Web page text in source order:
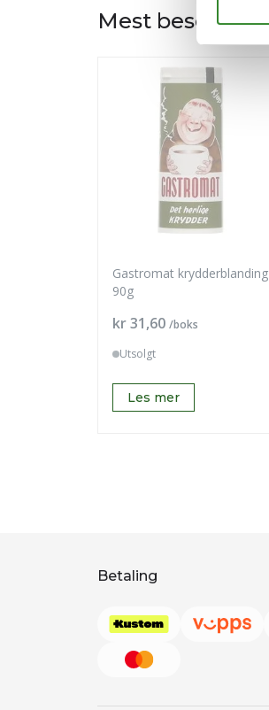
Mest besøkt
Gastromat krydderblanding
90g
Pris
kr 31,60 /boks
Utsolgt
Les mer
Betaling